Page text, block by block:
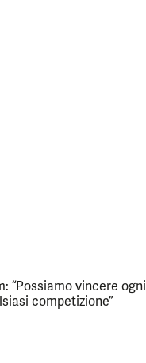
“Possiamo vincere ogni
competizione”